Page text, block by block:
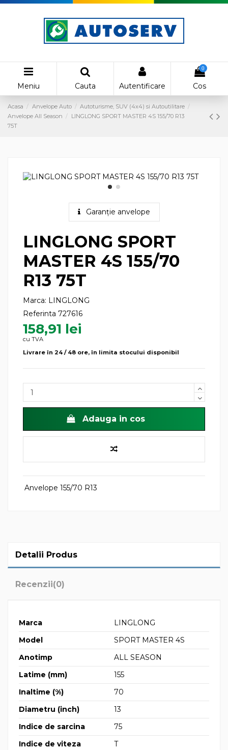
Meniu Cauta Autentificare
0
Cos
Acasa Anvelope Auto
Autoturisme, SUV (4x4) si Autoutilitare
Anvelope All Season
LINGLONG SPORT MASTER 4S 155/70 R13
75T
Garanție anvelope
LINGLONG SPORT
MASTER 4S 155/70
R13 75T
Marca: LINGLONG
Referinta 727616
158,91 lei
cu TVA
Livrare în 24 / 48 ore, în limita stocului disponibil
Adauga in cos
Anvelope 155/70 R13
Detalii Produs
Recenzii(0)
Marca
LINGLONG
Model
SPORT MASTER 4S
Anotimp
ALL SEASON
Latime (mm)
155
Inaltime (%)
70
Diametru (inch)
13
Indice de sarcina
75
Indice de viteza
T